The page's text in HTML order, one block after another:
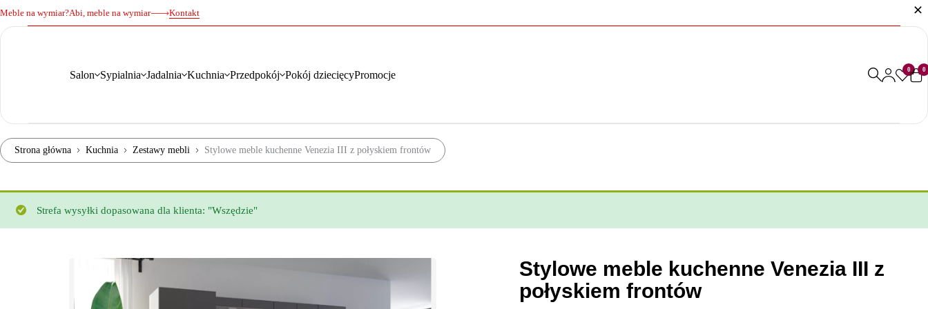
Meble na wymiar?Abi, meble na wymiar Kontakt
Salon Sypialnia Jadalnia Kuchnia Przedpokój Pokój dziecięcyPromocje 0 0
Strona główna Kuchnia Zestawy mebli Stylowe meble kuchenne Venezia III z połyskiem frontów
Strefa wysyłki dopasowana dla klienta: "Wszędzie"
Stylowe meble kuchenne Venezia III z
połyskiem frontów